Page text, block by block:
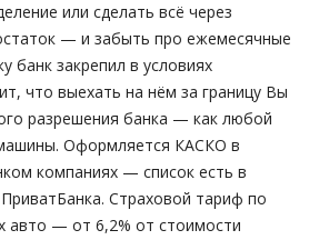
или сделать всё через
— и забыть про ежемесячные
банк закрепил в условиях
что выехать на нём за границу Вы
разрешения банка — как любой
Оформляется КАСКО в
компаниях — список есть в
Страховой тариф по
авто — от 6,2% от стоимости